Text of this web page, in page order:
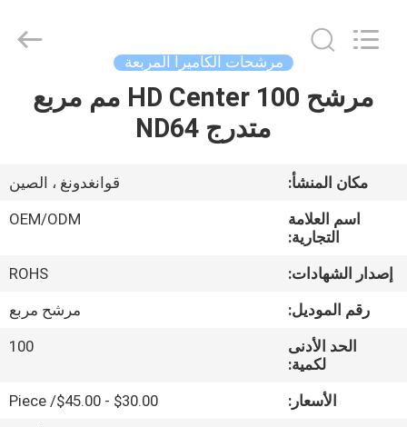
الصفحة
منتجات
معلومات
عنا
جولة
المعمل
Technology
مرشحات الكاميرا المربعة
مرشح HD Center 100 مم مربع
متدرج ND64
مكان المنشأ:
قوانغدونغ ، الصين
اسم العلامة
التجارية:
OEM/ODM
إصدار الشهادات:
ROHS
رقم الموديل:
مرشح مربع
الحد الأدنى
لكمية:
100
الأسعار:
$30.00 - $45.00/ Piece